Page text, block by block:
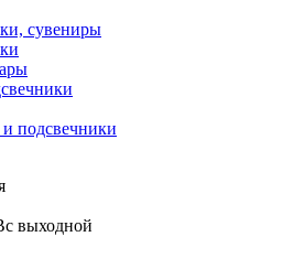
сувениры
подсвечники
выходной